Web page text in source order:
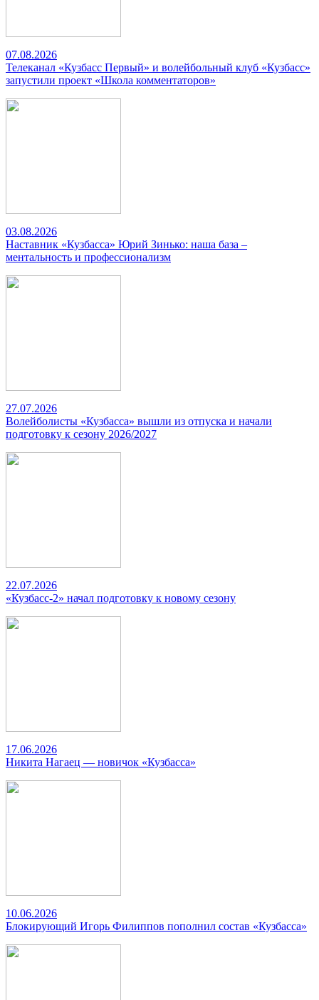
07.08.2026
Телеканал «Кузбасс Первый» и волейбольный клуб «Кузбасс»
запустили проект «Школа комментаторов»
03.08.2026
Наставник «Кузбасса» Юрий Зинько: наша база –
ментальность и профессионализм
27.07.2026
Волейболисты «Кузбасса» вышли из отпуска и начали
подготовку к сезону 2026/2027
22.07.2026
«Кузбасс-2» начал подготовку к новому сезону
17.06.2026
Никита Нагаец — новичок «Кузбасса»
10.06.2026
Блокирующий Игорь Филиппов пополнил состав «Кузбасса»